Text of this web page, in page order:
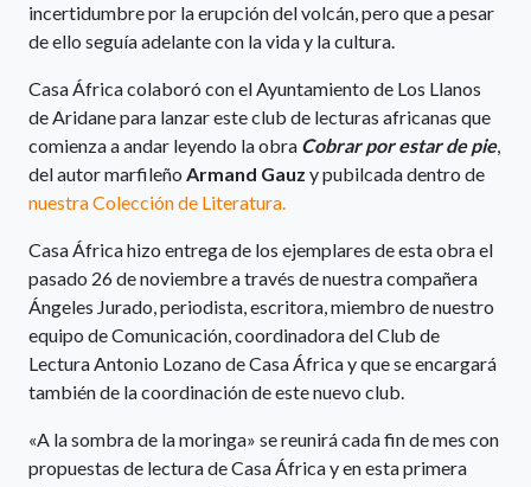
incertidumbre por la erupción del volcán, pero que a pesar
de ello seguía adelante con la vida y la cultura.
Casa África colaboró con el Ayuntamiento de Los Llanos
de Aridane para lanzar este club de lecturas africanas que
comienza a andar leyendo la obra Cobrar por estar de pie,
del autor marfileño Armand Gauz y pubilcada dentro de
nuestra Colección de Literatura.
Casa África hizo entrega de los ejemplares de esta obra el
pasado 26 de noviembre a través de nuestra compañera
Ángeles Jurado, periodista, escritora, miembro de nuestro
equipo de Comunicación, coordinadora del Club de
Lectura Antonio Lozano de Casa África y que se encargará
también de la coordinación de este nuevo club.
«A la sombra de la moringa» se reunirá cada fin de mes con
propuestas de lectura de Casa África y en esta primera